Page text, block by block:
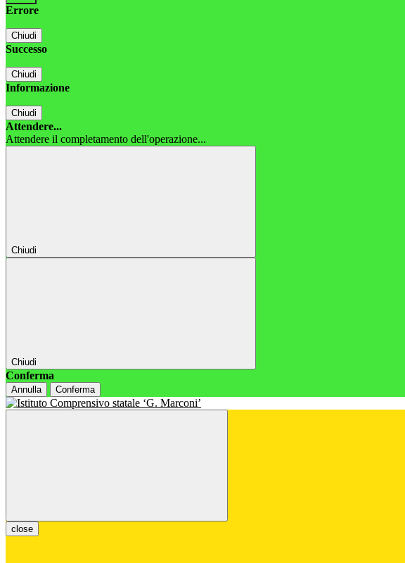
Errore
Chiudi
Successo
Chiudi
Informazione
Chiudi
Attendere...
Attendere il completamento dell'operazione...
Chiudi
Chiudi
Conferma
Annulla Conferma
close